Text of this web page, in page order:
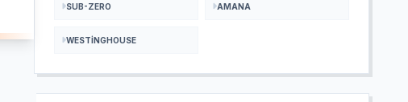
SUB-ZERO AMANA
WESTINGHOUSE